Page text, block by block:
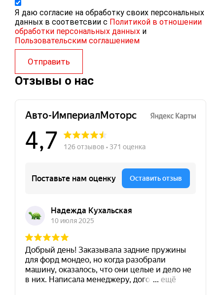
Я даю согласие на обработку своих персональных
данных в соответсвии с Политикой в отношении
обработки персональных данных и
Пользовательским соглашением
Отправить
Отзывы о нас